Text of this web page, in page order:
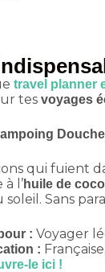
travel planner
tes voyages
qui fuient
l’huile de
soleil. Sans
: Voyager
: Française.
le ici !